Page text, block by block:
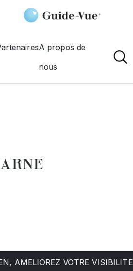
A propos de
nous
Aouani Associée
AMELIOREZ VOTRE VISIBILITE